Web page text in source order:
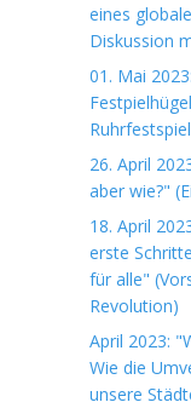
eines
Diskussion
01. Mai
26. April
aber wie?"
18. April
erste
für alle"
Revolution)
April 2023:
Wie die
unsere